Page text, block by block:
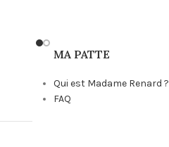
MA PATTE
Qui est Madame Renard ?
FAQ